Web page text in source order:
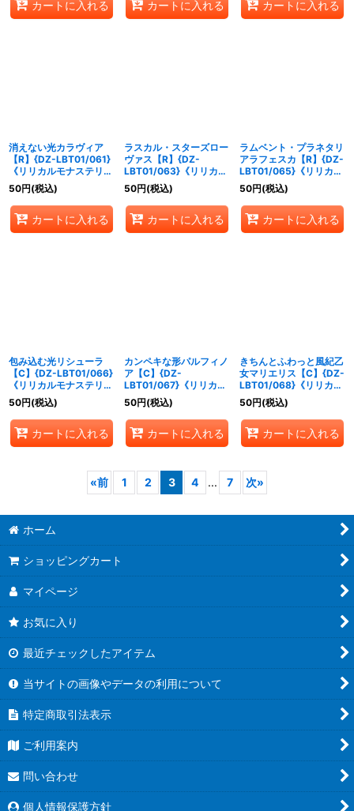
カートに入れる カートに入れる カートに入れる
消えない光カラヴィア
【R】{DZ-LBT01/061}
《リリカルモナステリ
オ》
50円(税込)
カートに入れる
ラスカル・スターズロー
ヴァス【R】{DZ-
LBT01/063}《リリカル
モナステリオ》
50円(税込)
カートに入れる
ラムベント・プラネタリ
アラフェスカ【R】{DZ-
LBT01/065}《リリカル
モナステリオ》
50円(税込)
カートに入れる
包み込む光リシューラ
【C】{DZ-LBT01/066}
《リリカルモナステリ
オ》
50円(税込)
カートに入れる
カンペキな形パルフィノ
ア【C】{DZ-
LBT01/067}《リリカル
モナステリオ》
50円(税込)
カートに入れる
きちんとふわっと風紀乙
女マリエリス【C】{DZ-
LBT01/068}《リリカル
モナステリオ》
50円(税込)
カートに入れる
«前 1 2 3 4 ... 7 次»
ホーム
ショッピングカート
マイページ
お気に入り
最近チェックしたアイテム
当サイトの画像やデータの利用について
特定商取引法表示
ご利用案内
問い合わせ
個人情報保護方針